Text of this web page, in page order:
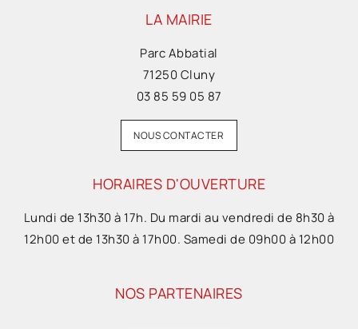
LA MAIRIE
Parc Abbatial
71250 Cluny
03 85 59 05 87
NOUS CONTACTER
HORAIRES D'OUVERTURE
Lundi de 13h30 à 17h. Du mardi au vendredi de 8h30 à
12h00 et de 13h30 à 17h00. Samedi de 09h00 à 12h00
NOS PARTENAIRES